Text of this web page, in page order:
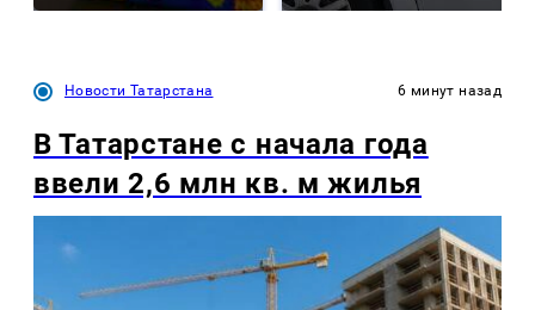
Новости Татарстана 6 минут назад
В Татарстане с начала года
ввели 2,6 млн кв. м жилья